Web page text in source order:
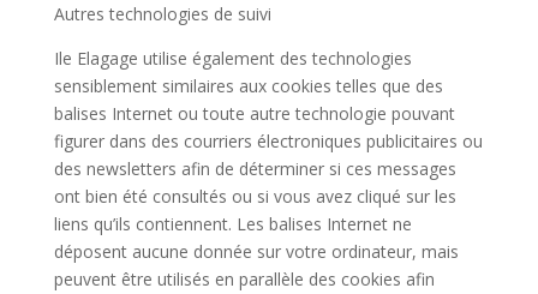
Autres technologies de suivi
Ile Elagage utilise également des technologies
sensiblement similaires aux cookies telles que des
balises Internet ou toute autre technologie pouvant
figurer dans des courriers électroniques publicitaires ou
des newsletters afin de déterminer si ces messages
ont bien été consultés ou si vous avez cliqué sur les
liens qu’ils contiennent. Les balises Internet ne
déposent aucune donnée sur votre ordinateur, mais
peuvent être utilisés en parallèle des cookies afin